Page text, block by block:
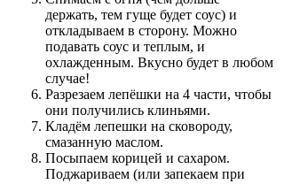
держать, тем гуще будет соус) и
откладываем в сторону. Можно
подавать соус и теплым, и
охлажденным. Вкусно будет в любом
случае!
Разрезаем лепёшки на 4 части, чтобы
они получились клиньями.
Кладём лепешки на сковороду,
смазанную маслом.
Посыпаем корицей и сахаром.
Поджариваем (или запекаем при